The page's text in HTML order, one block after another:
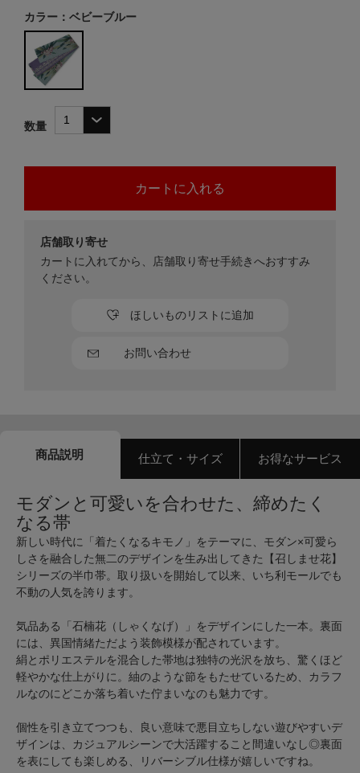
カラー：ベビーブルー
数量
お問い合わせ
ほしいものリストに追加
店舗取り寄せ
カートに入れてから、店舗取り寄せ手続きへおすすみ
ください。
商品説明 仕立て・サイズ お得なサービス
モダンと可愛いを合わせた、締めたく
なる帯
新しい時代に「着たくなるキモノ」をテーマに、モダン×可愛ら
しさを融合した無二のデザインを生み出してきた【召しませ花】
シリーズの半巾帯。取り扱いを開始して以来、いち利モールでも
不動の人気を誇ります。
気品ある「石楠花（しゃくなげ）」をデザインにした一本。裏面
には、異国情緒ただよう装飾模様が配されています。
絹とポリエステルを混合した帯地は独特の光沢を放ち、驚くほど
軽やかな仕上がりに。紬のような節をもたせているため、カラフ
ルなのにどこか落ち着いた佇まいなのも魅力です。
個性を引き立てつつも、良い意味で悪目立ちしない遊びやすいデ
ザインは、カジュアルシーンで大活躍すること間違いなし◎裏面
を表にしても楽しめる、リバーシブル仕様が嬉しいですね。